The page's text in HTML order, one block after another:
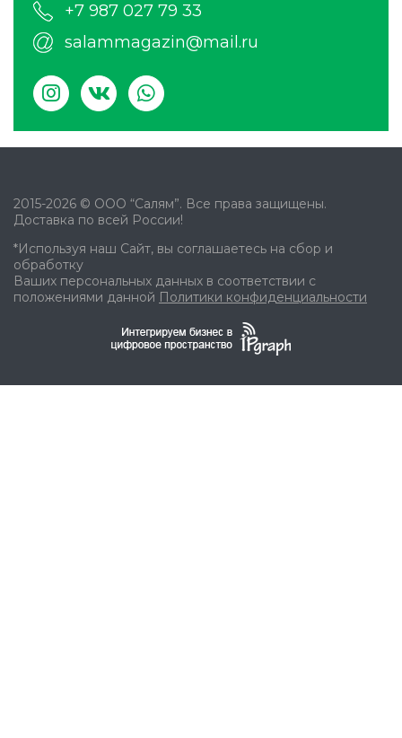
+7 987 027 79 33
salammagazin@mail.ru
2015-2026 © ООО “Салям”. Все права защищены.
Доставка по всей России!
*Используя наш Сайт, вы соглашаетесь на сбор и
обработку
Ваших персональных данных в соответствии с
положениями данной Политики конфиденциальности